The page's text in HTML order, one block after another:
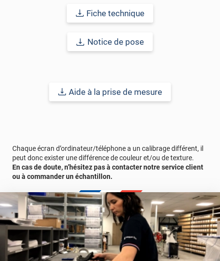
Fiche technique
Notice de pose
Aide à la prise de mesure
Chaque écran d’ordinateur/téléphone a un calibrage différent, il
peut donc exister une différence de couleur et/ou de texture.
En cas de doute, n’hésitez pas à contacter notre service client
ou à commander un échantillon.